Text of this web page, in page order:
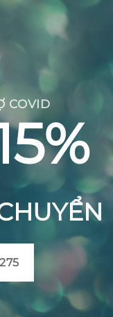
COVID
trang trí đang
gạch trang trí
nhân tạo ra
việc sử dụng gạch